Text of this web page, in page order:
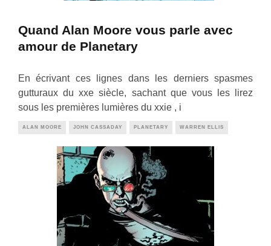
Quand Alan Moore vous parle avec
amour de Planetary
En écrivant ces lignes dans les derniers spasmes
gutturaux du xxe siècle, sachant que vous les lirez
sous les premières lumières du xxie , i
ALAN MOORE JOHN CASSADAY PLANETARY WARREN ELLIS